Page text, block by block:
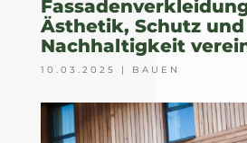
Ästhetik, Schutz und
Nachhaltigkeit
10.03.2025 | BAUEN